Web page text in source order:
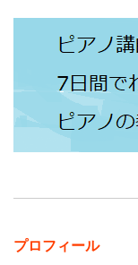
プロフィール